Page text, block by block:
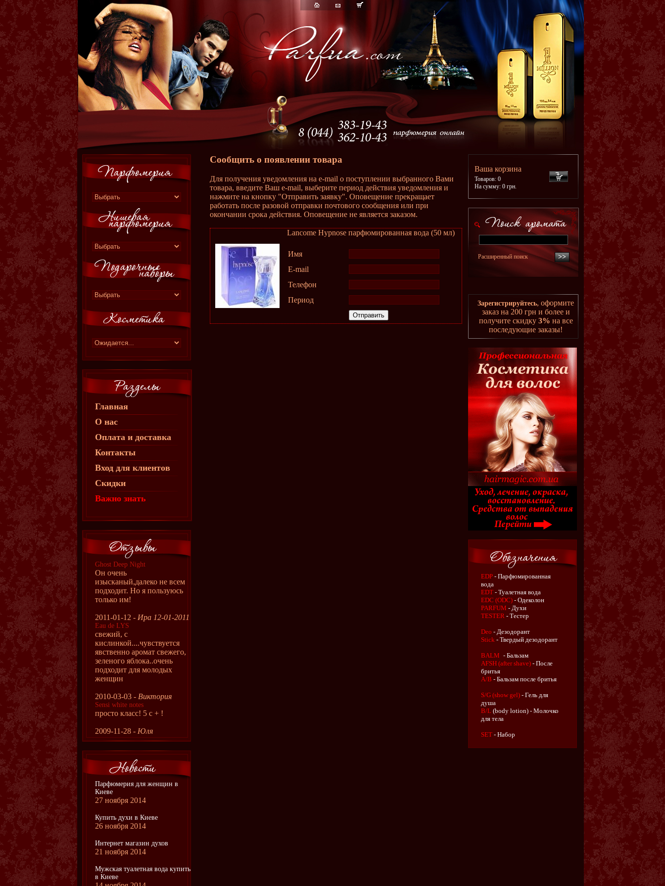
Главная
О нас
Оплата и доставка
Контакты
Вход для клиентов
Скидки
Важно знать
Ghost Deep Night
Он очень
изысканый,далеко не всем
подходит. Но я пользуюсь
только им!
2011-01-12 - Ира 12-01-2011
Eau de LYS
свежий, с
кислинкой....чувствуется
явственно аромат свежего,
зеленого яблока..очень
подходит для молодых
женщин
2010-03-03 - Виктория
Sensi white notes
просто класс! 5 с + !
2009-11-28 - Юля
Парфюмерия для женщин в
Киеве
27 ноября 2014
Купить духи в Киеве
26 ноября 2014
Интернет магазин духов
21 ноября 2014
Мужская туалетная вода купить
в Киеве
Сообщить о появлении товара
Для получения уведомления на e-mail о поступлении выбранного Вами
товара, введите Ваш e-mail, выберите период действия уведомления и
нажмите на кнопку "Отправить заявку". Оповещение прекращает
работать после разовой отправки почтового сообщения или при
окончании срока действия. Оповещение не является заказом.
Lancome Hypnose парфюмированная вода (50 мл)
Имя
E-mail
Телефон
Период
Ваша корзина
Товаров: 0
На сумму: 0 грн.
Расширенный поиск
Зарегистрируйтесь, оформите
заказ на 200 грн и более и
получите скидку 3% на все
последующие заказы!
EDP - Парфюмированная
вода
EDT - Туалетная вода
EDC (ODC) - Одеколон
PARFUM - Духи
TESTER - Тестер
Deo - Дезодорант
Stick - Твердый дезодорант
BALM - Бальзам
AFSH (after shave) - После
бритья
A/B - Бальзам после бритья
S/G (show gel) - Гель для
душа
B/L (body lotion) - Молочко
для тела
SET - Набор